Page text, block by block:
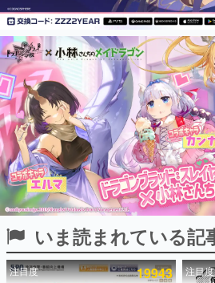
ピックアップ
電ファミのいま読まれている記事ラン
アプリセール情報
インタビュー
連載・特集一覧
殿堂入り記事
SNS拡散数が数千以上！ ペ
ど。多くの人々に読まれた、
事をまとめました。
いま読まれている記
注目度 19943 注目度